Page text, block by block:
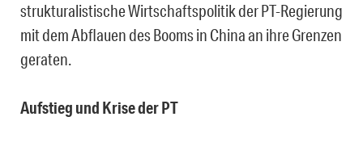
strukturalistische Wirtschaftspolitik der PT-Regierung
mit dem Abflauen des Booms in China an ihre Grenzen
geraten.
Aufstieg und Krise der PT